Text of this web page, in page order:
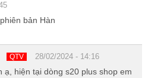
thoại.
bản Hàn
QTV 28/02/2024 - 14:16
ạ, hiện tại dòng s20 plus shop em